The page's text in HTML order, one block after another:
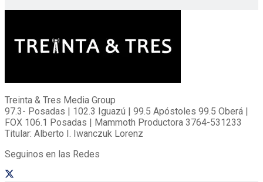
Treinta & Tres Media Group
97.3- Posadas | 102.3 Iguazú | 99.5 Apóstoles 99.5 Oberá |
FOX 106.1 Posadas | Mammoth Productora 3764-531233
Titular: Alberto I. Iwanczuk Lorenz
Seguinos en las Redes